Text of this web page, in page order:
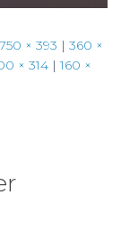
750 × 393 | 360 ×
× 314 | 160 ×